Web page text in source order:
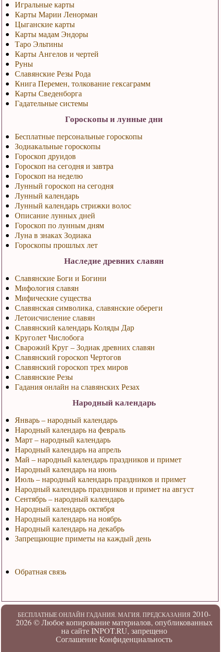
Игральные карты
Карты Марии Ленорман
Цыганские карты
Карты мадам Эндоры
Таро Эльтины
Карты Ангелов и чертей
Руны
Славянские Резы Рода
Книга Перемен, толкование гексаграмм
Карты Сведенборга
Гадательные системы
Гороскопы и лунные дни
Бесплатные персональные гороскопы
Зодиакальные гороскопы
Гороскоп друидов
Гороскоп на сегодня и завтра
Гороскоп на неделю
Лунный гороскоп на сегодня
Лунный календарь
Лунный календарь стрижки волос
Описание лунных дней
Гороскоп по лунным дням
Луна в знаках Зодиака
Гороскопы прошлых лет
Наследие древних славян
Славянские Боги и Богини
Мифология славян
Мифические существа
Славянская символика, славянские обереги
Летоисчисление славян
Славянский календарь Коляды Дар
Круголет Числобога
Сварожий Круг – Зодиак древних славян
Славянский гороскоп Чертогов
Славянский гороскоп трех миров
Славянские Резы
Гадания онлайн на славянских Резах
Народный календарь
Январь – народный календарь
Народный календарь на февраль
Март – народный календарь
Народный календарь на апрель
Май – народный календарь праздников и примет
Народный календарь на июнь
Июль – народный календарь праздников и примет
Народный календарь праздников и примет на август
Сентябрь – народный календарь
Народный календарь октября
Народный календарь на ноябрь
Народный календарь на декабрь
Запрещающие приметы на каждый день
Обратная связь
БЕСПЛАТНЫЕ ОНЛАЙН ГАДАНИЯ. МАГИЯ. ПРЕДСКАЗАНИЯ2010-
2026 ©Любое копирование материалов, опубликованных
на сайте INPOT.RU, запрещено
Соглашение Конфиденциальность